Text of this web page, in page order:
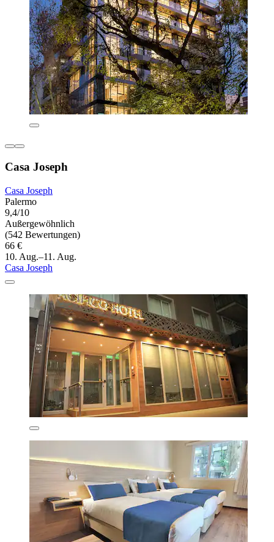
Casa Joseph
Casa Joseph
Palermo
9,4/10
Außergewöhnlich
(542 Bewertungen)
66 €
10. Aug.–11. Aug.
Casa Joseph